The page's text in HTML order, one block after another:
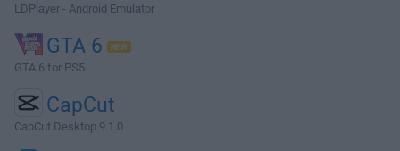
LDPlayer - Android Emulator
GTA 6
GTA 6 for PS5
CapCut
CapCut Desktop 9.1.0